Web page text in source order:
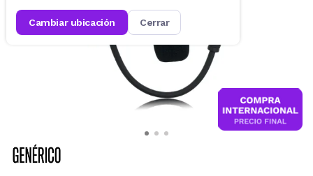
cambiar ubicación cerrar